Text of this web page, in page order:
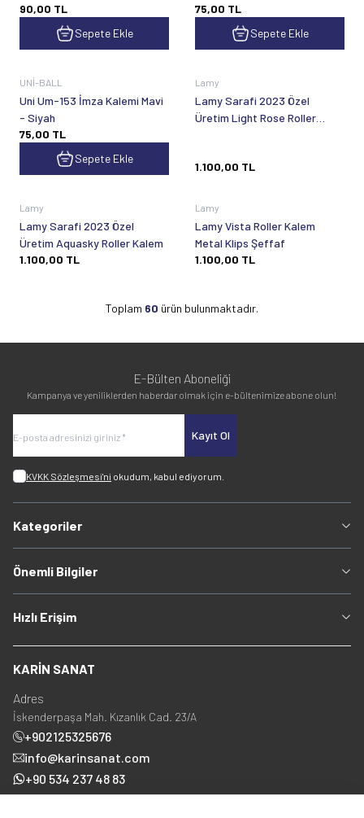
90,00 TL
Sepete Ekle
75,00 TL
Sepete Ekle
UNİ-BALL
Uni Um-153 İmza Kalemi Mavi
- Siyah
75,00 TL
Sepete Ekle
Lamy
Lamy Sarafi 2023 Özel
Üretim Light Rose Roller
1.100,00 TL
Lamy
Lamy Sarafi 2023 Özel
Üretim Aquasky Roller Kalem
1.100,00 TL
Lamy
Lamy Vista Roller Kalem
Metal Klips Şeffaf
1.100,00 TL
Toplam 60 ürün bulunmaktadır.
E-Bülten Aboneliği
Kampanya ve yeniliklerden haberdar olmak için e-bültenimize abone olun!
Kayıt Ol
KVKK Sözleşmesi'ni okudum, kabul ediyorum.
Kategoriler
Önemli Bilgiler
Hızlı Erişim
KARİN SANAT
Adres
İskenderpaşa Mah. Kızanlık Cad. 23/A
+902125325676
info@karinsanat.com
+90 534 237 48 83